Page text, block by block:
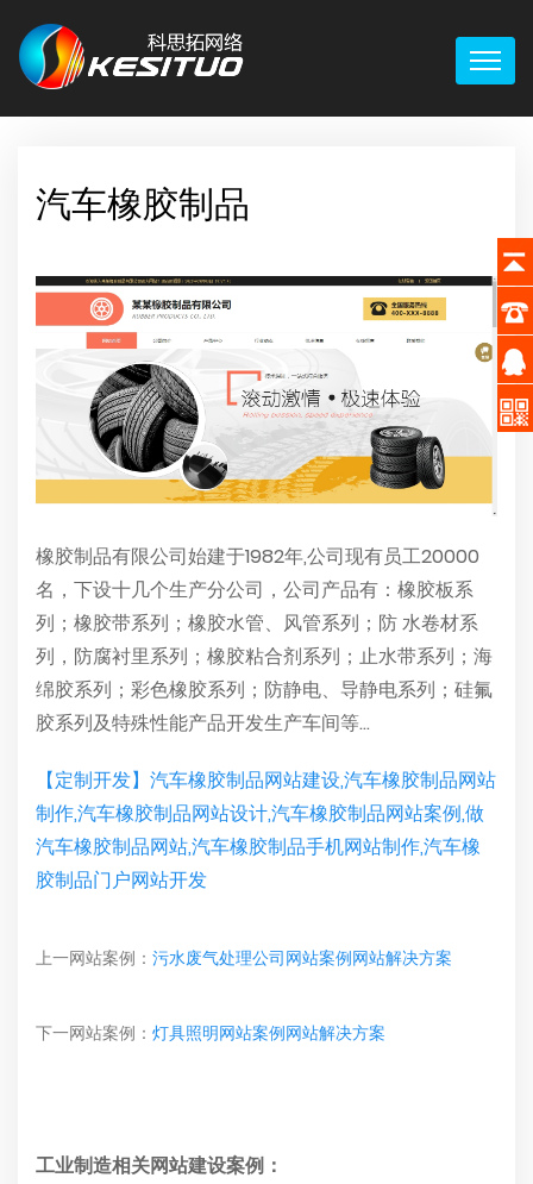
汽车橡胶制品
橡胶制品有限公司始建于1982年,公司现有员工20000
名，下设十几个生产分公司，公司产品有：橡胶板系
列；橡胶带系列；橡胶水管、风管系列；防 水卷材系
列，防腐衬里系列；橡胶粘合剂系列；止水带系列；海
绵胶系列；彩色橡胶系列；防静电、导静电系列；硅氟
胶系列及特殊性能产品开发生产车间等...
【定制开发】汽车橡胶制品网站建设,汽车橡胶制品网站
制作,汽车橡胶制品网站设计,汽车橡胶制品网站案例,做
汽车橡胶制品网站,汽车橡胶制品手机网站制作,汽车橡
胶制品门户网站开发
上一网站案例： 污水废气处理公司网站案例网站解决方案
下一网站案例： 灯具照明网站案例网站解决方案
工业制造相关网站建设案例：